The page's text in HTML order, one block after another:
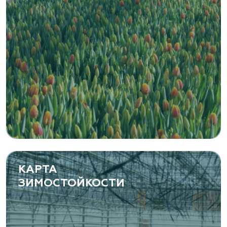
Zaxriddin Flower Plantation, питомник
Ташкентская область, Зангиатинский р-н, ул.
Канимаева, д. 9
«ЁЛЫ-ПАЛЫ», питомник декоративных
растений
Самарская область, с. Подстепки, ул.
Фермерская 14 А
(8482) 650 010
www.yoly-paly.ru
«ВЕНЕВ» питомник растений
Тульская область, Венёвский р-н, село
Борщевое, улица Лесная, д. 13
КАРТА
ЗИМОСТОЙКОСТИ